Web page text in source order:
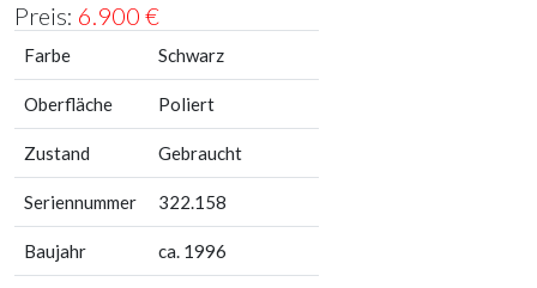
Preis: 6.900 €
Farbe Schwarz
Oberfläche Poliert
Zustand Gebraucht
Seriennummer 322.158
Baujahr ca. 1996